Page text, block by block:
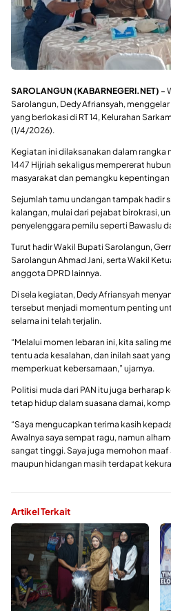
SAROLANGUN (KABARNEGERI.NET) –
Sarolangun, Dedy Afriansyah,
yang berlokasi di RT 14, Kelurahan
(1/4/2026).
Kegiatan ini dilaksanakan dalam rangka
1447 Hijriah sekaligus mempererat
masyarakat dan pemangku
Sejumlah tamu undangan tampak hadir
kalangan, mulai dari pejabat birokrasi,
penyelenggara pemilu seperti Bawaslu
Turut hadir Wakil Bupati Sarolangun,
Sarolangun Ahmad Jani, serta Wakil
anggota DPRD lainnya.
Di sela kegiatan, Dedy Afriansyah
tersebut menjadi momentum penting
selama ini telah terjalin.
“Melalui momen lebaran ini, kita saling
tentu ada kesalahan, dan inilah saat
memperkuat kebersamaan,” ujarnya.
Politisi muda dari PAN itu juga berharap
tetap hidup dalam suasana damai,
“Saya mengucapkan terima kasih
Awalnya saya sempat ragu, namun
sangat tinggi. Saya juga memohon
maupun hidangan masih terdapat
Artikel Terkait